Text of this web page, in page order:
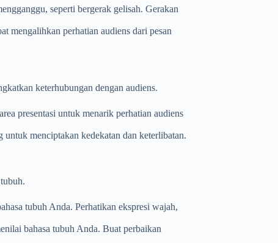
seperti bergerak gelisah. Gerakan
mengalihkan perhatian audiens dari pesan
keterhubungan dengan audiens.
presentasi untuk menarik perhatian audiens
menciptakan kedekatan dan keterlibatan.
tubuh Anda. Perhatikan ekspresi wajah,
bahasa tubuh Anda. Buat perbaikan